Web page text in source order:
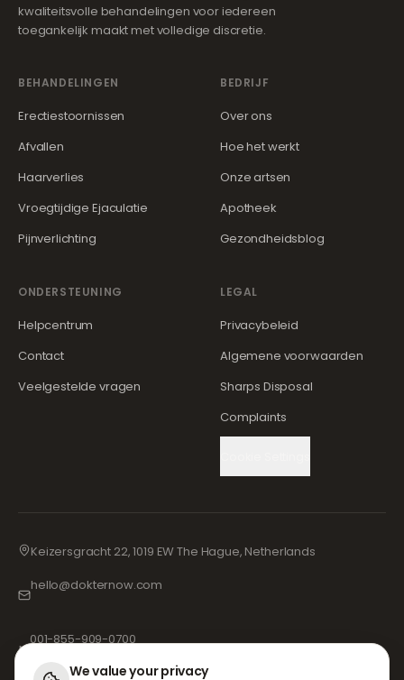
kwaliteitsvolle behandelingen voor iedereen
toegankelijk maakt met volledige discretie.
BEHANDELINGEN
Erectiestoornissen
Afvallen
Haarverlies
Vroegtijdige Ejaculatie
Pijnverlichting
BEDRIJF
Over ons
Hoe het werkt
Onze artsen
Apotheek
Gezondheidsblog
ONDERSTEUNING
Helpcentrum
Contact
Veelgestelde vragen
LEGAL
Privacybeleid
Algemene voorwaarden
Sharps Disposal
Complaints
Keizersgracht 22, 1019 EW The Hague, Netherlands
hello@dokternow.com
📞
001-855-909-0700
We value your privacy